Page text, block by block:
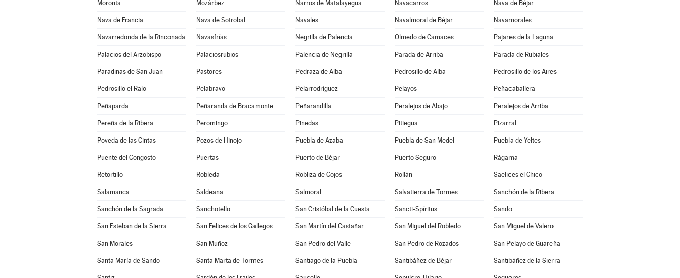
Moronta Mozárbez Narros de Matalayegua Navacarros Nava de Béjar
Nava de Francia Nava de Sotrobal Navales Navalmoral de Béjar Navamorales
Navarredonda de la Rinconada Navasfrías Negrilla de Palencia Olmedo de Camaces Pajares de la Laguna
Palacios del Arzobispo Palaciosrubios Palencia de Negrilla Parada de Arriba Parada de Rubiales
Paradinas de San Juan Pastores Pedraza de Alba Pedrosillo de Alba Pedrosillo de los Aires
Pedrosillo el Ralo Pelabravo Pelarrodríguez Pelayos Peñacaballera
Peñaparda Peñaranda de Bracamonte Peñarandilla Peralejos de Abajo Peralejos de Arriba
Pereña de la Ribera Peromingo Pinedas Pitiegua Pizarral
Poveda de las Cintas Pozos de Hinojo Puebla de Azaba Puebla de San Medel Puebla de Yeltes
Puente del Congosto Puertas Puerto de Béjar Puerto Seguro Rágama
Retortillo Robleda Robliza de Cojos Rollán Saelices el Chico
Salamanca Saldeana Salmoral Salvatierra de Tormes Sanchón de la Ribera
Sanchón de la Sagrada Sanchotello San Cristóbal de la Cuesta Sancti-Spíritus Sando
San Esteban de la Sierra San Felices de los Gallegos San Martín del Castañar San Miguel del Robledo San Miguel de Valero
San Morales San Muñoz San Pedro del Valle San Pedro de Rozados San Pelayo de Guareña
Santa María de Sando Santa Marta de Tormes Santiago de la Puebla Santibáñez de Béjar Santibáñez de la Sierra